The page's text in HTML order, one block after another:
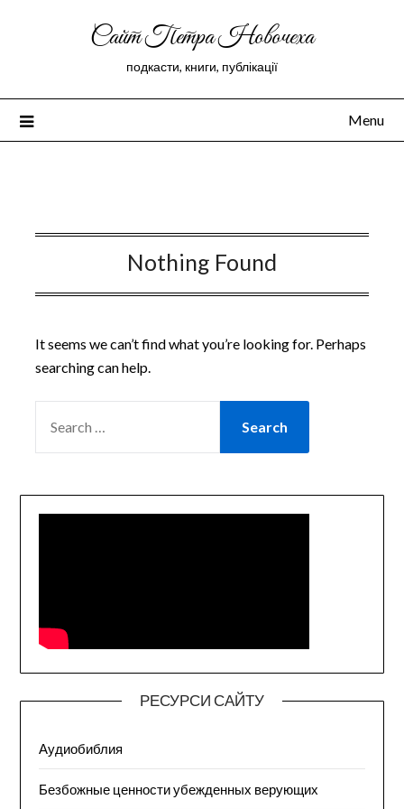
Сайт Петра Новочеха
подкасти, книги, публікації
Menu
Nothing Found
It seems we can’t find what you’re looking for. Perhaps
searching can help.
FOR:
РЕСУРСИ САЙТУ
Аудиобиблия
Безбожные ценности убежденных верующих